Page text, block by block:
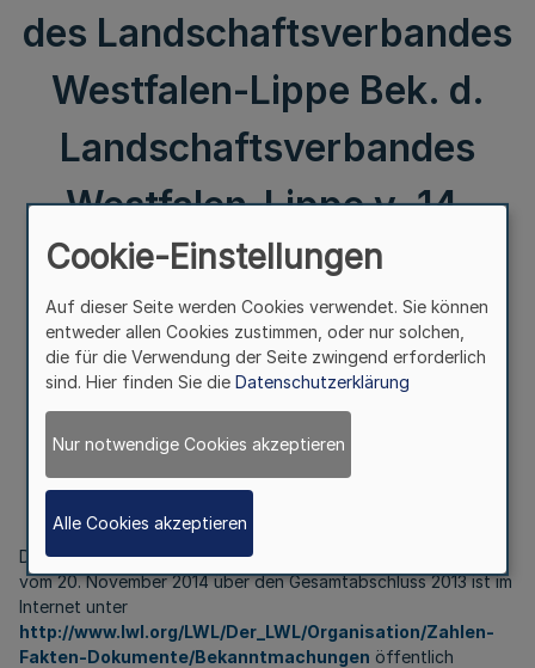
des Landschaftsverbandes
Westfalen-Lippe Bek. d.
Landschaftsverbandes
Westfalen-Lippe v. 14.
Januar 2015
Gesamtabschluss 2013
des
Landschaftsverbandes Westfalen-Lippe
Bek. d. Landschaftsverbandes Westfalen-Lippe
Der Beschluss der Landschaftsversammlung Westfalen-Lippe
vom 20. November 2014 über den Gesamtabschluss 2013 ist im
Internet unter
http://www.lwl.org/LWL/Der_LWL/Organisation/Zahlen-
Fakten-Dokumente/Bekanntmachungen öffentlich
Cookie-Einstellungen
Auf dieser Seite werden Cookies verwendet. Sie können
entweder allen Cookies zustimmen, oder nur solchen,
die für die Verwendung der Seite zwingend erforderlich
sind. Hier finden Sie die Datenschutzerklärung
Nur notwendige Cookies akzeptieren
Alle Cookies akzeptieren